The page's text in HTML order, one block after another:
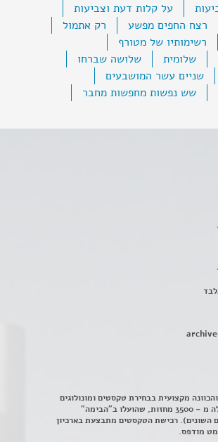
על קלות דעת וצביעות
רצח החפים מפשע
רק אתמול
רשימותיו של מטורף
שלומית
שלושה שברחו
שניים עשר המושבעים
שש נפשות מחפשות מחבר
והכוונה מקצועית בבחירת טקסטים ומונולוגים
(מתוך למעלה מ – 3500 מחזות, שהועלו ב"הבימה"
השונים). רכישת הטקסטים מתבצעת בארכיון
מודפס.